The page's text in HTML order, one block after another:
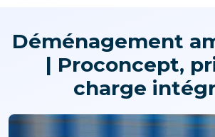
Déménagement
| Proconcept,
charge